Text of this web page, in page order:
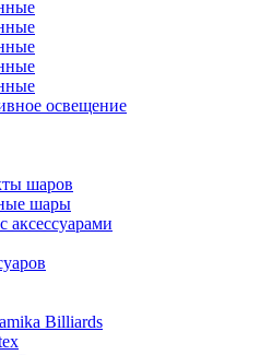
освещение
шаров
шары
аксессуарами
Billiards